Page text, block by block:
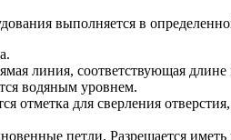
выполняется в
линия, соответствующая длине
водяным уровнем.
отметка для сверления
петли. Разрешается